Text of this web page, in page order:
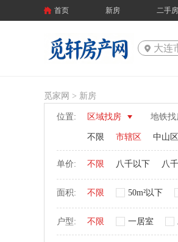
首页 新房 二手房
大连
觅家网 > 新房
位置: 区域找房 地铁找
不限 市辖区 中山区
单价: 不限 八千以下 八
面积: 不限 50m²以下
户型: 不限 一居室